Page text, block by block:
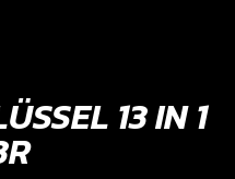
13 IN 1